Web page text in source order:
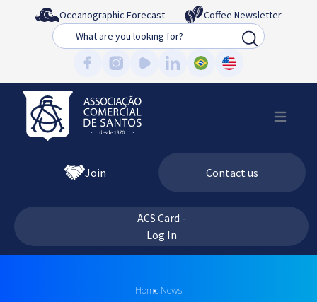
Oceanographic Forecast
Coffee Newsletter
Busca
Join Contact us
ACS Card -
Log In
Home News